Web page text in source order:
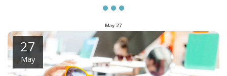
27
May
27
May